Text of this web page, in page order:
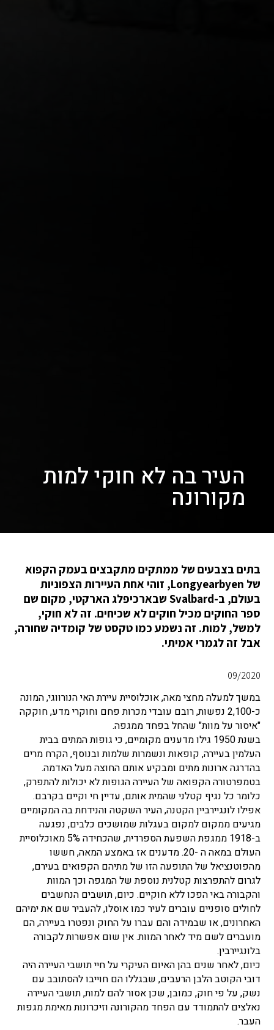
העיר בה לא חוקי למות
מקורונה
בתים בצבעים של ממתקים מתקבצים בעמק הקפוא
של Longyearbyen, זוהי אחת העיירות הצפוניות
בעולם, ב-Svalbard שבארכיפלג הארקטי, מקום שם
ספר החוקים מכיל חוקים לא שכיחים. זה לא חוקי,
למשל, למות. זה נשמע כמו טקסט של קומדיה שחורה,
אבל זה לגמרי אמיתי.
09/2020
במשך למעלה מחצי מאה, אוכלוסיית עיירת האי הנורווגי, המונה
כ-2,100 נפשות, רובם עובדי מכרות פחם וחוקרי מדע, חוקקה
"איסור על מוות" שהחל בפחד ממגפה.
בשנת 1950 גילו מדענים מקומיים, כי גופות המתים בבית
העלמין בעיירה, קופאות ונשמרות שלמות ובנוסף, הקרח מרים
בהדרגה ארונות מתים ומבקיע אותם החוצה מעל האדמה.
בטמפרטורה הקפואה של העיירה הגופות לא יכולות להתפרק,
כלומר כל נגיף קטלני שהמית אותם, עדיין חי וקיים בקרבם.
אפילו לונגיירביין הקטנה, העיר השקטה והנידחת בה המקומיים
מגיעים ממקום למקום בעגלות שמושכים כלבים, נפגעה
ב-1918 ממגפת השפעת הספרדית, שהכחידה 5% מאוכלוסיית
העולם במאה ה -20. מדענים אז באמצע המאה, חששו
מהפוטנציאל של התופעה הזו של מתיהם הקפואים בעירם,
לגרום להתפרצות קטלנית נוספת של המגפה וכך המוות
והקבורה באי הפכו ללא חוקיים. כיום, תושבים הנחשבים
לחולים סופניים עוברים לעיר כמו אוסלו, להעביר שם את ימיהם
האחרונים, או שבמידה והם עברו על החוק ונפטרו בעיירה, הם
מועברים לשם מיד לאחר המוות. אין שום אפשרות לקבורה
בלונגיירבין.
כיום, לאחר שנים בהן האיום העיקרי על חיי תושבי העיירה היה
דובי הקוטב הלבן הרעבים, שבגללו הם חוייבו להסתובב עם
נשק, על פי חוק, כמובן, שכן אסור להם למות, תושבי העיירה
נאלצים להתמודד עם הפחד מהקורונה וזיכרונות מאימת מגפות
העבר.